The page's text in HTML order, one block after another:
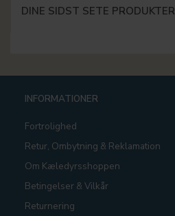
DINE SIDST SETE PRODUKTER
INFORMATIONER
Fortrolighed
Retur, Ombytning & Reklamation
Om Kæledyrsshoppen
Betingelser & Vilkår
Returnering